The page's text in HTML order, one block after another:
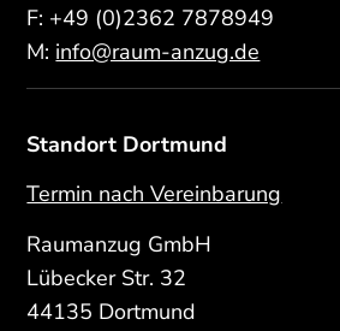
F: +49 (0)2362 7878949
M: info@raum-anzug.de
Standort Dortmund
Termin nach Vereinbarung
Raumanzug GmbH
Lübecker Str. 32
44135 Dortmund